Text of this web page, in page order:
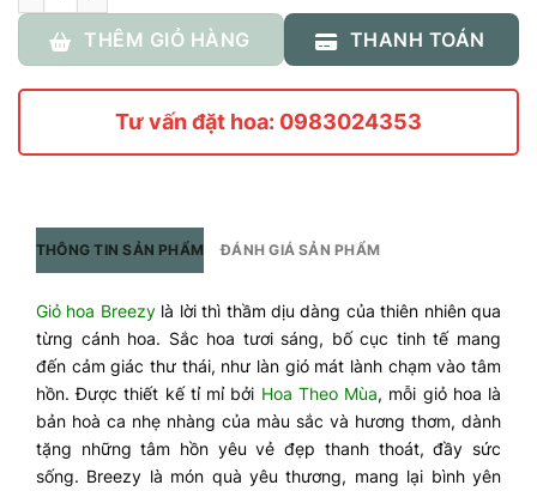
THÊM GIỎ HÀNG THANH TOÁN
Tư vấn đặt hoa: 0983024353
THÔNG TIN SẢN PHẨM ĐÁNH GIÁ SẢN PHẨM
Giỏ hoa Breezylà lời thì thầm dịu dàng của thiên nhiên qua
từng cánh hoa. Sắc hoa tươi sáng, bố cục tinh tế mang
đến cảm giác thư thái, như làn gió mát lành chạm vào tâm
hồn. Được thiết kế tỉ mỉ bởi Hoa Theo Mùa, mỗi giỏ hoa là
bản hoà ca nhẹ nhàng của màu sắc và hương thơm, dành
tặng những tâm hồn yêu vẻ đẹp thanh thoát, đầy sức
sống. Breezy là món quà yêu thương, mang lại bình yên